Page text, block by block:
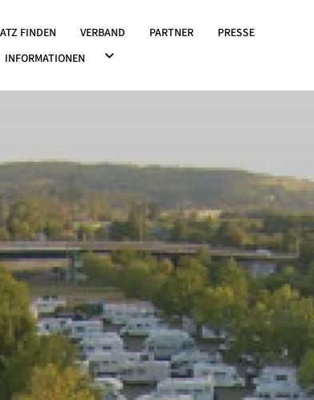
FINDEN VERBAND PARTNER
PRESSE
INFORMATIONEN
DROPDOWN ÖFFNEN